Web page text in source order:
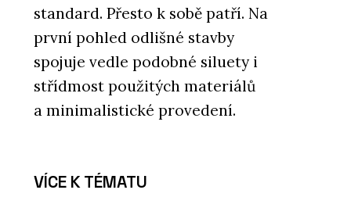
standard. Přesto k sobě patří. Na
první pohled odlišné stavby
spojuje vedle podobné siluety i
střídmost použitých materiálů
a minimalistické provedení.
VÍCE K TÉMATU